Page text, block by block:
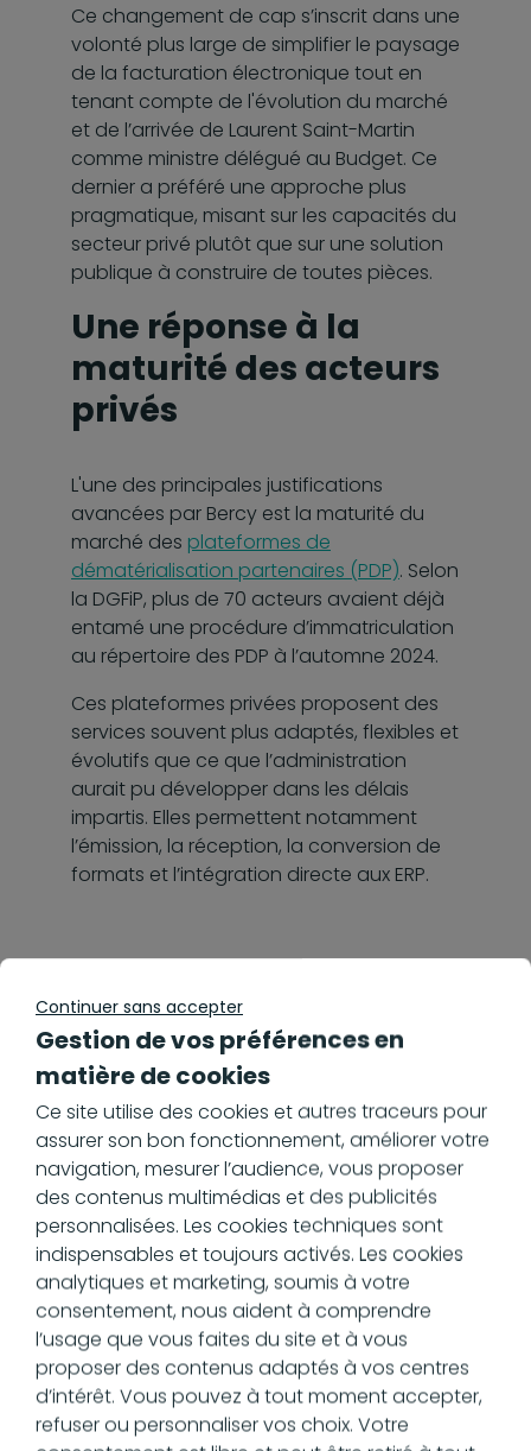
Ce changement de cap s’inscrit dans une
volonté plus large de simplifier le paysage
de la facturation électronique tout en
tenant compte de l'évolution du marché
et de l’arrivée de Laurent Saint-Martin
comme ministre délégué au Budget. Ce
dernier a préféré une approche plus
pragmatique, misant sur les capacités du
secteur privé plutôt que sur une solution
publique à construire de toutes pièces.
Une réponse à la
maturité des acteurs
privés
L'une des principales justifications
avancées par Bercy est la maturité du
marché des plateformes de
dématérialisation partenaires (PDP). Selon
la DGFiP, plus de 70 acteurs avaient déjà
entamé une procédure d’immatriculation
au répertoire des PDP à l’automne 2024.
Ces plateformes privées proposent des
services souvent plus adaptés, flexibles et
évolutifs que ce que l’administration
aurait pu développer dans les délais
impartis. Elles permettent notamment
l’émission, la réception, la conversion de
formats et l’intégration directe aux ERP.
Les raisons
techniques et
économiques de
l’abandon
L’aspect stratégique n’est pas le seul en
cause. Des contraintes techniques et
économiques ont également pesé
lourdement dans la balance. Retour sur
les difficultés rencontrées par le projet.
Des retards et des
surcoûts évités
Continuer sans accepter
Gestion de vos préférences en
matière de cookies
Ce site utilise des cookies et autres traceurs pour
assurer son bon fonctionnement, améliorer votre
navigation, mesurer l’audience, vous proposer
des contenus multimédias et des publicités
personnalisées. Les cookies techniques sont
indispensables et toujours activés. Les cookies
analytiques et marketing, soumis à votre
consentement, nous aident à comprendre
l’usage que vous faites du site et à vous
proposer des contenus adaptés à vos centres
d’intérêt. Vous pouvez à tout moment accepter,
refuser ou personnaliser vos choix. Votre